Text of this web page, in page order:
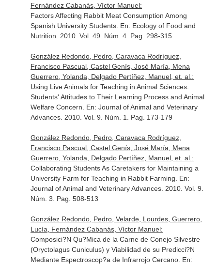
Fernández Cabanás, Víctor Manuel:
Factors Affecting Rabbit Meat Consumption Among
Spanish University Students. En: Ecology of Food and
Nutrition . 2010. Vol. 49. Núm. 4. Pag. 298-315
González Redondo, Pedro, Caravaca Rodríguez,
Francisco Pascual, Castel Genís, José María, Mena
Guerrero, Yolanda, Delgado Pertíñez, Manuel, et. al.:
Using Live Animals for Teaching in Animal Sciences:
Students' Attitudes to Their Learning Process and Animal
Welfare Concern. En: Journal of Animal and Veterinary
Advances. 2010. Vol. 9. Núm. 1. Pag. 173-179
González Redondo, Pedro, Caravaca Rodríguez,
Francisco Pascual, Castel Genís, José María, Mena
Guerrero, Yolanda, Delgado Pertíñez, Manuel, et. al.:
Collaborating Students As Caretakers for Maintaining a
University Farm for Teaching in Rabbit Farming. En:
Journal of Animal and Veterinary Advances. 2010. Vol. 9.
Núm. 3. Pag. 508-513
González Redondo, Pedro, Velarde, Lourdes, Guerrero,
Lucía, Fernández Cabanás, Víctor Manuel:
Composici?N Qu?Mica de la Carne de Conejo Silvestre
(Oryctolagus Cuniculus) y Viabilidad de su Predicci?N
Mediante Espectroscop?a de Infrarrojo Cercano. En: